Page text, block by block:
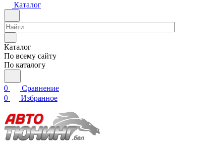
Каталог
Каталог
По всему сайту
По каталогу
0
Сравнение
0
Избранное